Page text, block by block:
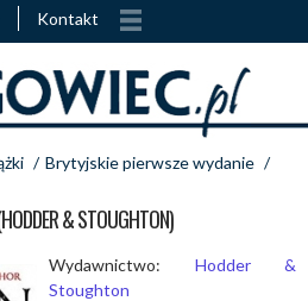
Kontakt
/ Brytyjskie pierwsze wydanie /
& STOUGHTON)
Wydawnictwo: Hodder &
Stoughton